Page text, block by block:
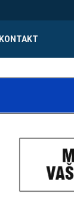
KONTAKT